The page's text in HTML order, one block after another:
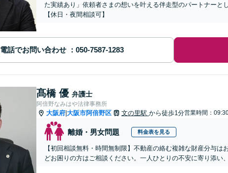
た実績あり」依頼者さまの想いを叶える伴走型のパートナーと
【休日・夜間相談可】
電話でお問い合わせ
髙橋 優 弁護士
阿倍野なみはや法律事務所
大阪府 大阪市阿倍野区 文の里駅 から徒歩1分営業時間：
離婚・男女問題 料金表を見る
【初回相談無料・時間無制限】不動産の絡む複雑な財産分与
どお困りの方はご相談ください。一人ひとりの不安に寄り添い